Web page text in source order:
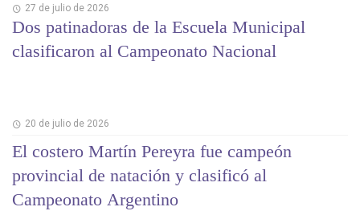
27 de julio de 2026
Dos patinadoras de la Escuela Municipal
clasificaron al Campeonato Nacional
20 de julio de 2026
El costero Martín Pereyra fue campeón
provincial de natación y clasificó al
Campeonato Argentino